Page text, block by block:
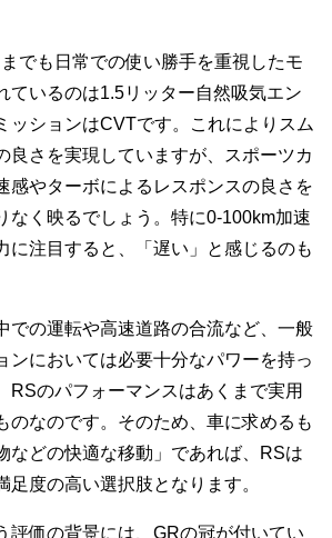
でも日常での使い勝手を重視したモ
ているのは1.5リッター自然吸気エン
ッションはCVTです。これによりスム
良さを実現していますが、スポーツカ
感やターボによるレスポンスの良さを
なく映るでしょう。特に0-100km加速
に注目すると、「遅い」と感じるのも
での運転や高速道路の合流など、一般
ンにおいては必要十分なパワーを持っ
RSのパフォーマンスはあくまで実用
のなのです。そのため、車に求めるも
などの快適な移動」であれば、RSは
足度の高い選択肢となります。
評価の背景には、GRの冠が付いてい